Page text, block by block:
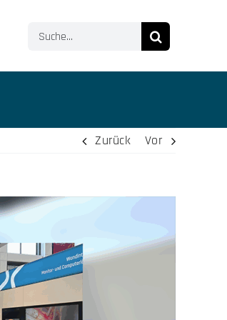
Suche
Zurück Vor